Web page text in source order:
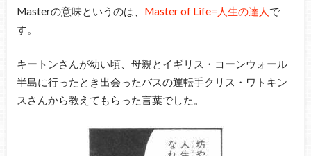
Masterの意味というのは、 Master of Life=人生の達人 で
す。
キートンさんが幼い頃、母親とイギリス・コーンウォール
半島に行ったとき出会ったバスの運転手クリス・ワトキン
スさんから教えてもらった言葉でした。